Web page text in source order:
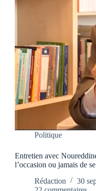
Politique
Entretien avec
l’occasion ou jamais de
Rédaction
30